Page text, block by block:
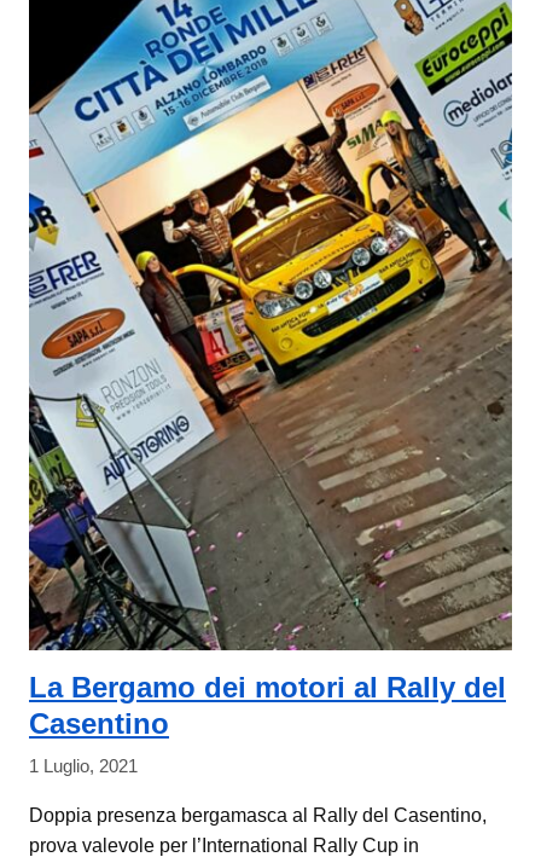
La Bergamo dei motori al Rally del
Casentino
1 Luglio, 2021
Doppia presenza bergamasca al Rally del Casentino,
prova valevole per l’International Rally Cup in